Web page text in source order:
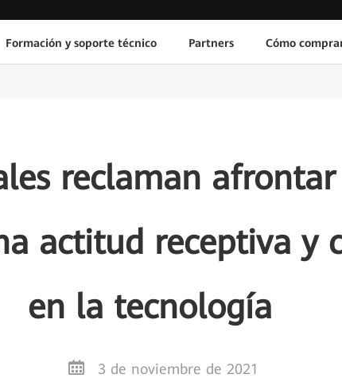
Formación y soporte técnico Partners Cómo
reclaman
actitud receptiva y
en la tecnología
3 de noviembre de 2021